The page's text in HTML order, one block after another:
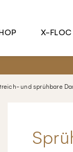
X-FLOC
und sprühbare